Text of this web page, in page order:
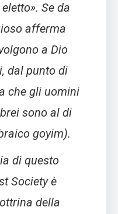
Se da
afferma
a Dio
dal punto di
che gli uomini
sono al di
goyim).
di questo
Society è
della